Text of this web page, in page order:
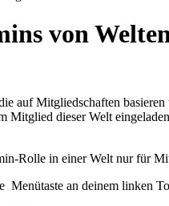
von
auf Mitgliedschaften basieren
Mitglied dieser Welt
Rolle in einer Welt nur für
Menütaste an deinem linken